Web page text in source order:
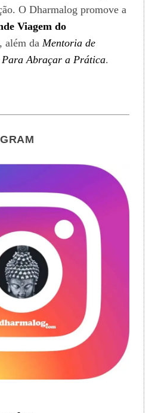
O Dharmalog promove a
Viagem do
além da Mentoria de
Para Abraçar a Prática.